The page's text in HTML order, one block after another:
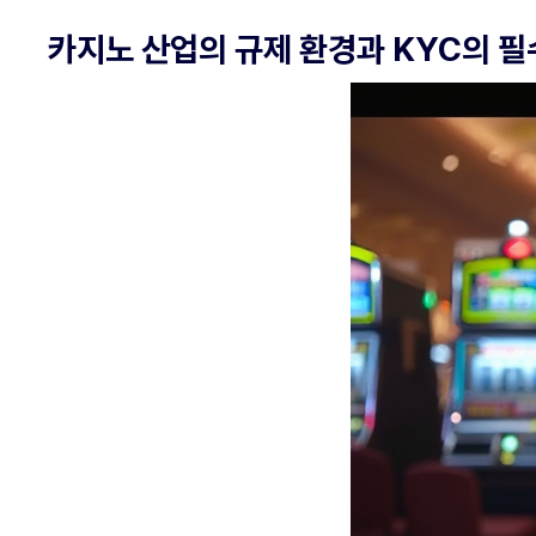
카지노 산업의 규제 환경과 KYC의 필